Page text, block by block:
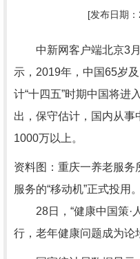
[发布日期
中新网客户端北京3月
示，2019年，中国65岁
计“十四五”时期中国将进
出，保守估计，国内从事
1000万以上。
资料图：重庆一养老服务
服务的“移动机”正式投用
28日，“健康中国策·
行，老年健康问题成为论